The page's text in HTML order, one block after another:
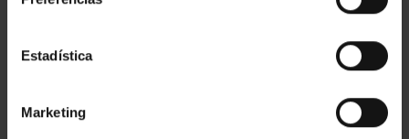
Estadística
Marketing